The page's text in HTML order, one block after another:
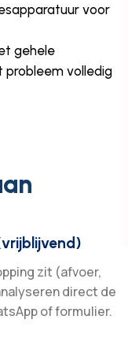
voor
gehele
probleem volledig
zit (afvoer,
direct de
of formulier.